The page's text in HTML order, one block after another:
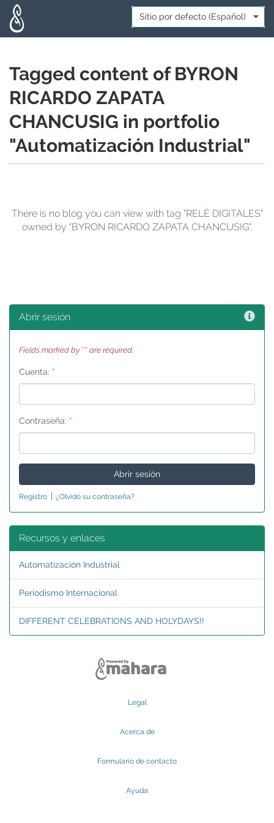
Idioma:
Tagged content of BYRON
RICARDO ZAPATA
CHANCUSIG in portfolio
"Automatización Industrial"
There is no blog you can view with tag "RELÉ DIGITALES"
owned by "BYRON RICARDO ZAPATA CHANCUSIG".
Abrir sesión
Fields marked by '*' are required.
Cuenta: *
Contraseña: *
Registro | ¿Olvidó su contraseña?
Recursos y enlaces
Automatización Industrial
Periodismo Internacional
DIFFERENT CELEBRATIONS AND HOLYDAYS!!
Legal
Acerca de
Formulario de contacto
Ayuda